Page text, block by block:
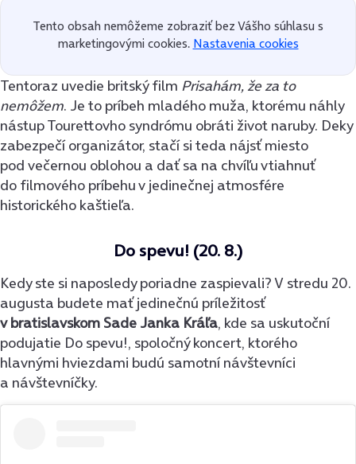
Tento obsah nemôžeme zobraziť bez Vášho súhlasu s
marketingovými cookies. Nastavenia cookies
Tentoraz uvedie britský film Prisahám, že za to
nemôžem. Je to príbeh mladého muža, ktorému náhly
nástup Tourettovho syndrómu obráti život naruby. Deky
zabezpečí organizátor, stačí si teda nájsť miesto
pod večernou oblohou a dať sa na chvíľu vtiahnuť
do filmového príbehu v jedinečnej atmosfére
historického kaštieľa.
Do spevu! (20. 8.)
Kedy ste si naposledy poriadne zaspievali? V stredu 20.
augusta budete mať jedinečnú príležitosť
v bratislavskom Sade Janka Kráľa, kde sa uskutoční
podujatie Do spevu!, spoločný koncert, ktorého
hlavnými hviezdami budú samotní návštevníci
a návštevníčky.